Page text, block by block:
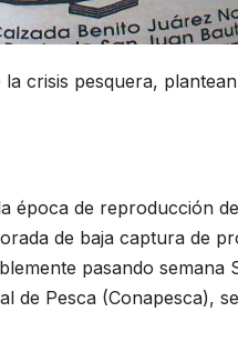
crisis pesquera,
época de reproducción
de baja captura de
pasando
de Pesca (Conapesca),